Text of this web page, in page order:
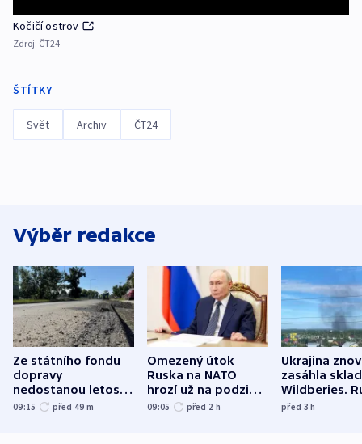
Kočičí ostrov
Zdroj: ČT24
ŠTÍTKY
Svět Archiv ČT24
Výběr redakce
Ze státního fondu
dopravy
nedostanou letos
kraje na silnice ani
09:15 před 49 m
Omezený útok
Ruska na NATO
hrozí už na podzim,
varují tajné služby
09:05 před 2 h
Ukrajina
zasáhla
Wildberies.
útočili v
před 3h